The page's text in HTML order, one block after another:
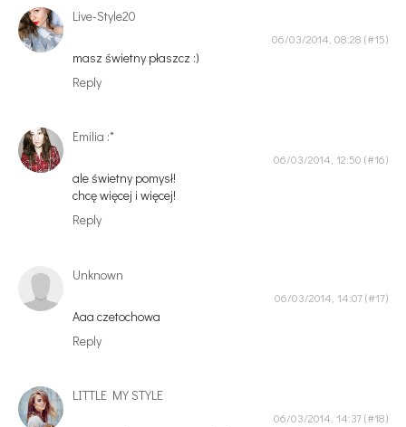
Live-Style20
06/03/2014, 08:28
masz świetny płaszcz :)
Reply
Emilia :*
06/03/2014, 12:50
ale świetny pomysł!
chcę więcej i więcej!
Reply
Unknown
06/03/2014, 14:07
Aaa czetochowa
Reply
LITTLE MY STYLE
06/03/2014, 14:37